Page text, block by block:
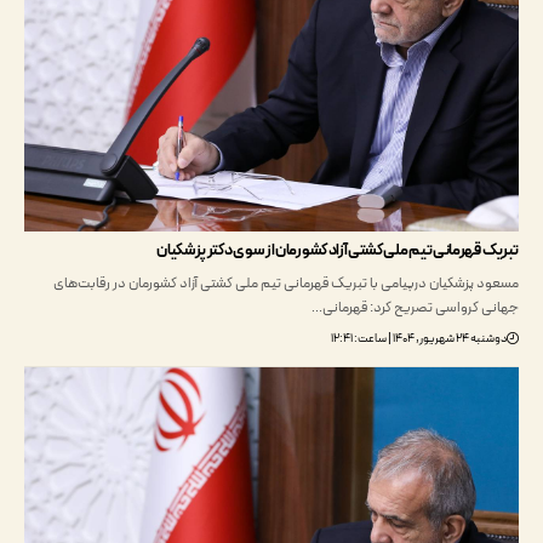
قهرمانی تیم ملی کشتی آزاد کشورمان از سوی دکتر پزشکیان
پزشکیان درپیامی با تبریک قهرمانی تیم ملی کشتی آزاد کشورمان در رقابت‌های
کرواسی تصریح کرد: قهرمانی…